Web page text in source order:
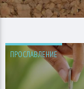
ПРОСЛАВЛЕНИЕ